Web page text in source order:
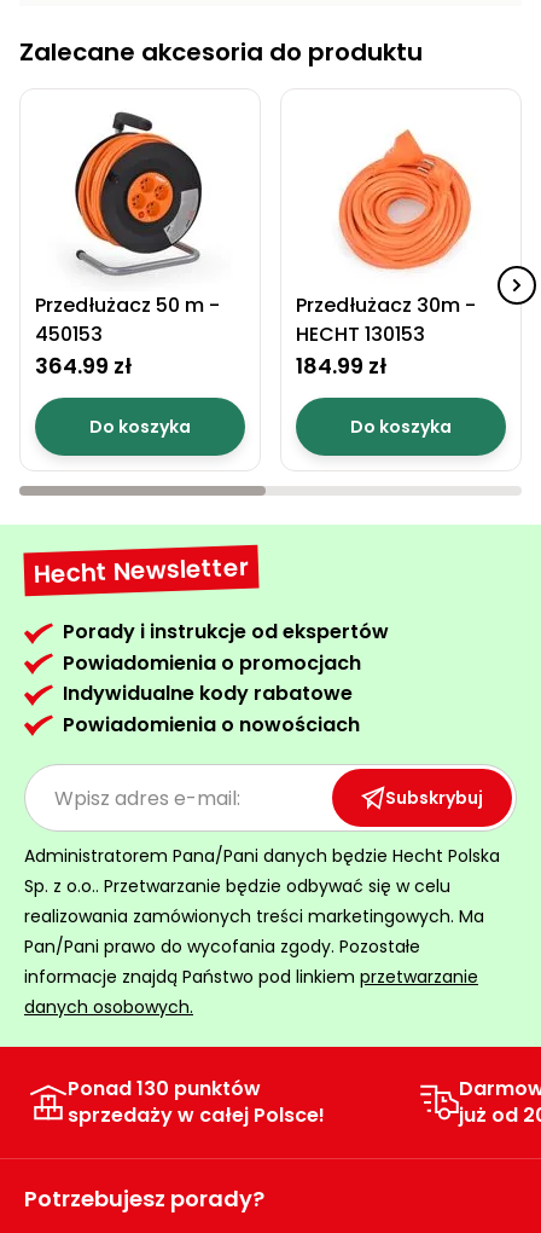
Zalecane akcesoria do produktu
Przedłużacz 50 m -
450153
364.99 zł
Do koszyka
Przedłużacz 30m -
HECHT 130153
184.99 zł
Do koszyka
Hecht Newsletter
Porady i instrukcje od ekspertów
Powiadomienia o promocjach
Indywidualne kody rabatowe
Powiadomienia o nowościach
Subskrybuj
Administratorem Pana/Pani danych będzie Hecht Polska
Sp. z o.o.. Przetwarzanie będzie odbywać się w celu
realizowania zamówionych treści marketingowych. Ma
Pan/Pani prawo do wycofania zgody. Pozostałe
informacje znajdą Państwo pod linkiem przetwarzanie
danych osobowych.
Ponad 130 punktów
sprzedaży w całej Polsce!
już od
Potrzebujesz porady?